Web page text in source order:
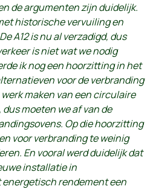
de argumenten zijn duidelijk.
historische vervuiling en
A12 is nu al verzadigd, dus
is niet wat we nodig
ik nog een hoorzitting in het
voor de verbranding
maken van een circulaire
moeten we af van de
Op die hoorzitting
voor verbranding te weinig
En vooral werd duidelijk dat
installatie in
rendement een